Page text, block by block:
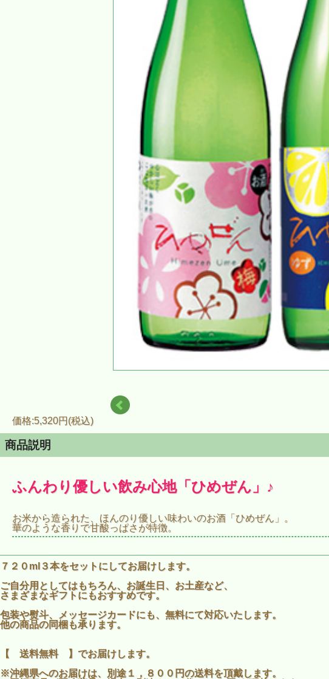
価格:5,320円(税込)
商品説明
ふんわり優しい飲み心地「ひめぜん」♪
お米から造られた、ほんのり優しい味わいのお酒「ひめぜん」。
華のような香りで甘酸っぱさが特徴。
「ひめぜん」に柚子果汁を加えた「ひめぜん柚子」、
「ひめぜん」に梅酒をブレンドした「ひめぜん梅」の
冷やしても、ロックでも、ほんのり温めてなど、
ちょっとのんびり、まったりと過ごしたいとき。
７２０ml３本をセットにしてお届けします。
ご自分用としてはもちろん、お誕生日、お土産など、
さまざまなギフトにもおすすめです。
包装や熨斗、メッセージカードにも、無料にて対応いたします。
他の商品の同梱も承ります。
【 送料無料 】でお届けします。
※沖縄県へのお届けは、別途１，８００円の送料を頂戴します。